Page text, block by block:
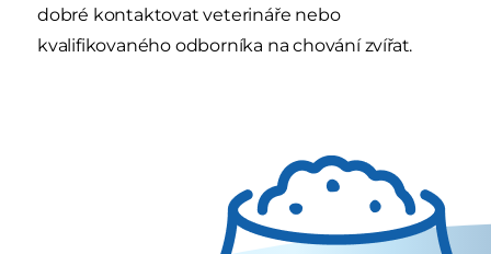
dobré kontaktovat veterináře nebo
kvalifikovaného odborníka na chování zvířat.